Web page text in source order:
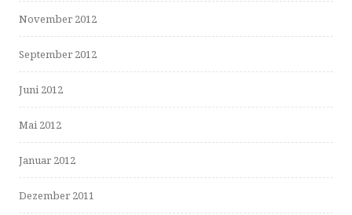
November 2012
September 2012
Juni 2012
Mai 2012
Januar 2012
Dezember 2011